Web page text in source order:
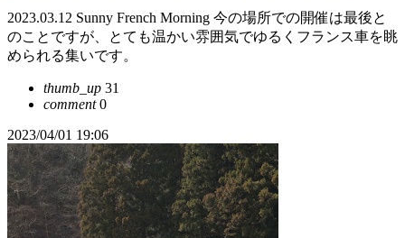
2023.03.12 Sunny French Morning 今の場所での開催は最後と
のことですが、とても温かい雰囲気でゆるくフランス車を眺
められる集いです。
thumb_up 31
comment0
2023/04/01 19:06